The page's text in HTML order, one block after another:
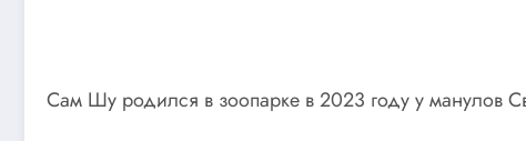
Сам Шу родился в зоопарке в 2023 году у манулов